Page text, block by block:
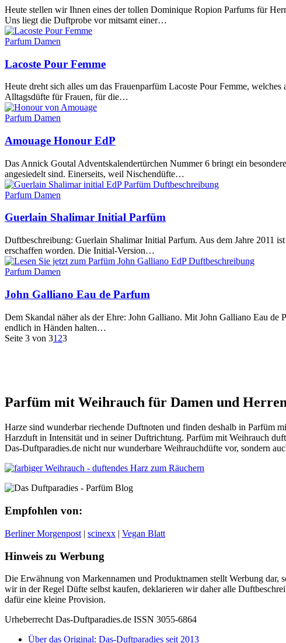
Heute stellen wir Ihnen eines der tollen Dominique Ropion Parfums für
Uns liegt die Duftprobe vor mitsamt einer…
Parfum Damen
Lacoste Pour Femme
Heute dreht sich alles um das Frauenparfüm Lacoste Pour Femme,
Alltagsdüfte für Frauen, für die…
Parfum Damen
Amouage Honour EdP
Das Annick Goutal Adventskalendertürchen Nummer 6 bringt ein
angesiedelt sind. Einerseits, weil Nischendüfte…
Parfum Damen
Guerlain Shalimar Initial Parfüm
Duftbeschreibung: Guerlain Shalimar Initial Parfum. Aus dem Jahre 2011
erschaffen worden. Die Initial-Version…
Parfum Damen
John Galliano Eau de Parfum
Dem Skandal näher als der Ehre: John Galliano. Mit John Galliano Eau de
endlich in Händen halten…
Seite 3 von 31 23
Parfüm mit Weihrauch für Damen und
Harze sind wunderbar riechende Duftnoten und finden deshalb in Parfüm
Harzduft in Intensität und in seiner Duftrichtung. Parfüm mit Weihrauch
Das-Duftparadies.de nicht nur wunderbare Weihrauchdüfte vor, sondern
Empfohlen von:
Berliner Morgenpost | scinexx | Vegan Blatt
Hinweis zu Werbung
Die Erwähnung von Markennamen und Produktnamen stellt Werbung
wir in der Regel Düfte selbst kaufen, deklarieren wir daher alle
dafür eine kleine Provision.
Urheberrecht Das-Duftparadies.de ISSN 3055-6864
Über das Original: Das-Duftparadies seit 2013